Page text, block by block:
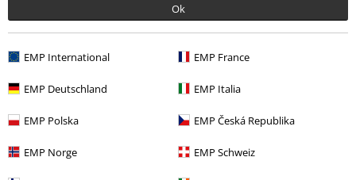
Ok
EMP International EMP France
EMP Deutschland EMP Italia
EMP Polska EMP Česká Republika
EMP Norge EMP Schweiz
Naposledy navštívené